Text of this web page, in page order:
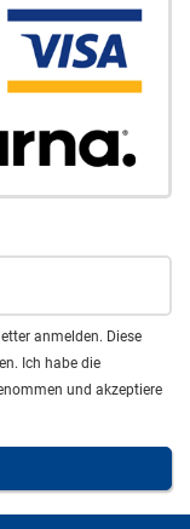
anmelden. Diese
Ich habe die
und akzeptiere